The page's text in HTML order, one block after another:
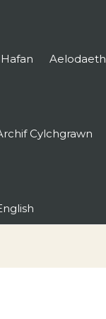
Hafan
Aelodaeth
Cylchgrawn